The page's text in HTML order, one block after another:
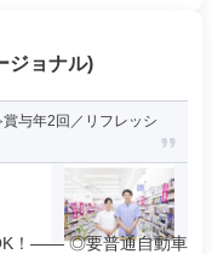
ジョナル)
与年2回／リフレッシ
！―― ◎要普通自動車